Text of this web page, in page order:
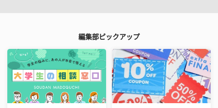
編集部ピックアップ